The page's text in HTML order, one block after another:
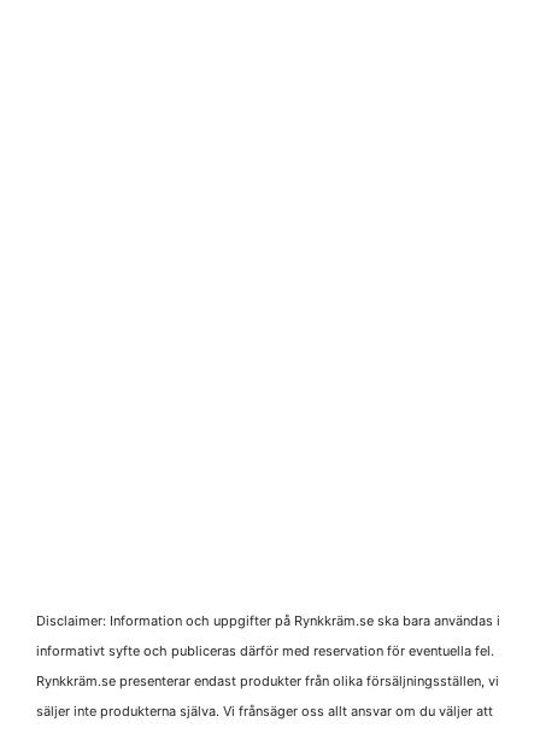
Disclaimer: Information och uppgifter på Rynkkräm.se ska bara användas i
informativt syfte och publiceras därför med reservation för eventuella fel.
Rynkkräm.se presenterar endast produkter från olika försäljningsställen, vi
säljer inte produkterna själva. Vi frånsäger oss allt ansvar om du väljer att